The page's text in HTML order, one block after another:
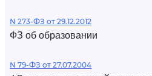
N 273-ФЗ от 29.12.2012
ФЗ об образовании
N 79-ФЗ от 27.07.2004